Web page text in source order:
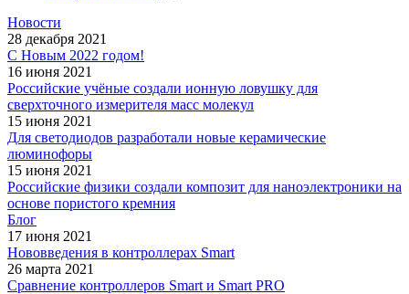
Новости
28 декабря 2021
С Новым 2022 годом!
16 июня 2021
Российские учёные создали ионную ловушку для
сверхточного измерителя масс молекул
15 июня 2021
Для светодиодов разработали новые керамические
люминофоры
15 июня 2021
Российские физики создали композит для наноэлектроники на
основе пористого кремния
Блог
17 июня 2021
Нововведения в контроллерах Smart
26 марта 2021
Сравнение контроллеров Smart и Smart PRO